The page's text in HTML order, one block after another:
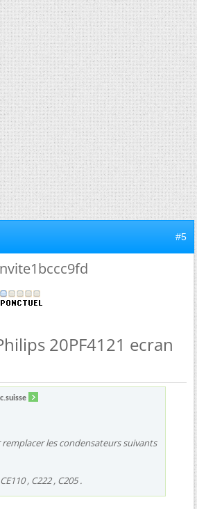
#5
20PF4121 ecran
les condensateurs suivants
, C222 , C205 .